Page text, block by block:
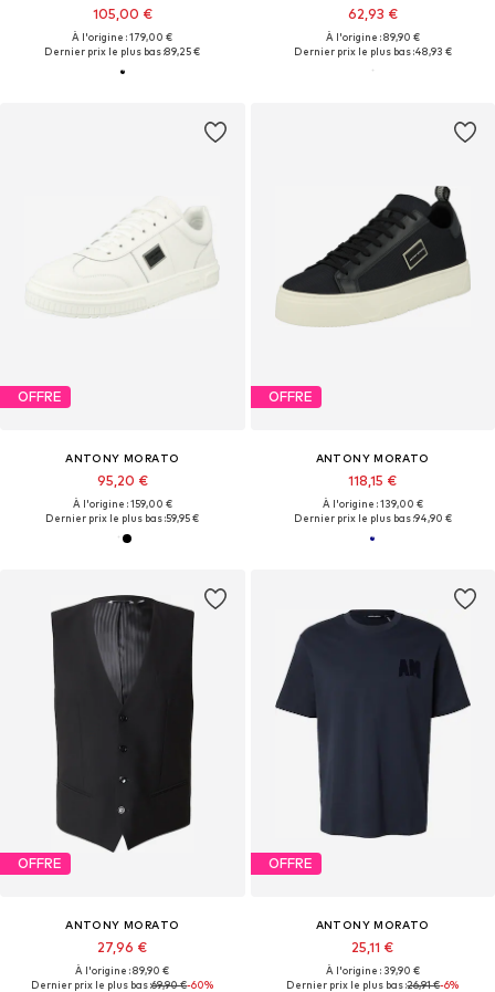
105,00 €
À l'origine : 179,00 €
Dernier prix le plus bas :89,25 €
62,93 €
À l'origine : 89,90 €
Dernier prix le plus bas :48,93 €
OFFRE
ANTONY MORATO
95,20 €
À l'origine : 159,00 €
Dernier prix le plus bas :59,95 €
OFFRE
ANTONY MORATO
118,15 €
À l'origine : 139,00 €
Dernier prix le plus bas :94,90 €
OFFRE
ANTONY MORATO
27,96 €
À l'origine : 89,90 €
Dernier prix le plus bas :69,90 €-60%
OFFRE
ANTONY MORATO
25,11 €
À l'origine : 39,90 €
Dernier prix le plus bas :26,91 €-6%